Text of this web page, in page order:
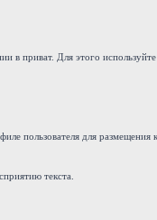
в приват. Для этого
пользователя для размещения
текста.